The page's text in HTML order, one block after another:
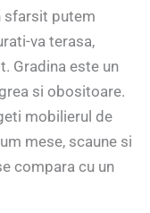
sfarsit putem
va terasa,
Gradina este un
si obositoare.
mobilierul de
mese, scaune si
compara cu un